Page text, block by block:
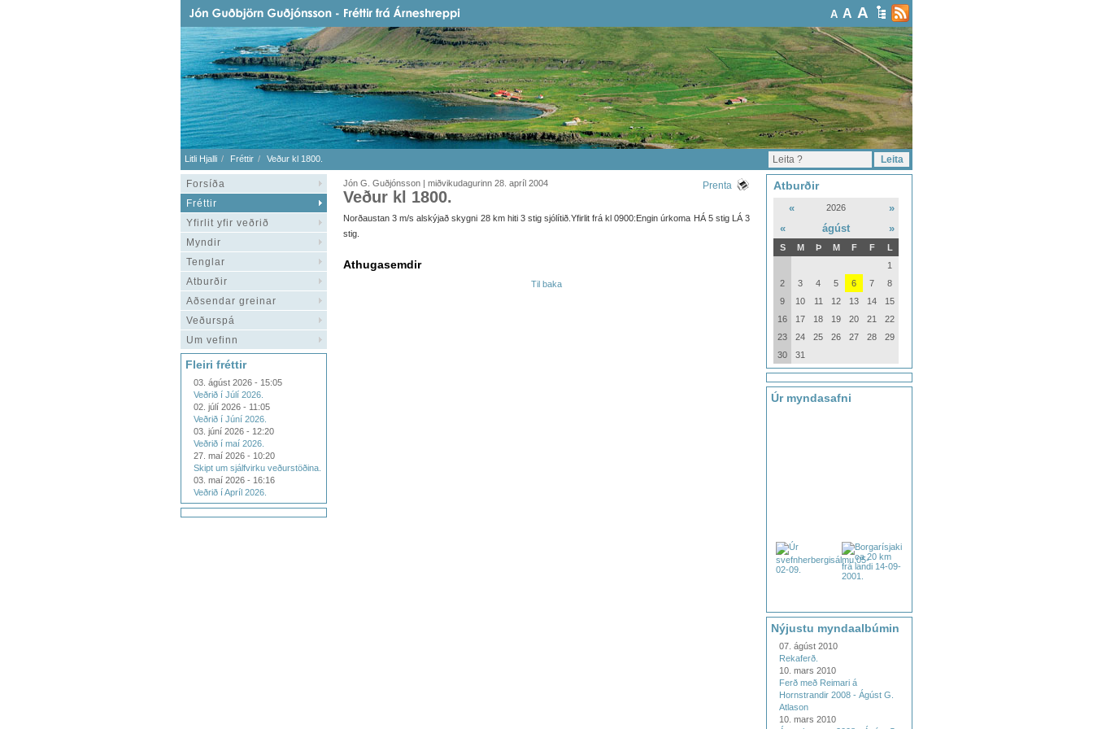
A A A
Litli Hjalli Fréttir Veður kl 1800.
Forsíða
Fréttir
Yfirlit yfir veðrið
Myndir
Tenglar
Atburðir
Aðsendar greinar
Veðurspá
Um vefinn
Fleiri fréttir
03. ágúst 2026 - 15:05
Veðrið í Júlí 2026.
02. júlí 2026 - 11:05
Veðrið í Júní 2026.
03. júní 2026 - 12:20
Veðrið í maí 2026.
27. maí 2026 - 10:20
Skipt um sjálfvirku veðurstöðina.
03. maí 2026 - 16:16
Veðrið í Apríl 2026.
Jón G. Guðjónsson | miðvikudagurinn 28. apríl 2004 Prenta
Veður kl 1800.
Norðaustan 3 m/s alskýjað skygni 28 km hiti 3 stig sjólítið.Yfirlit frá kl 0900:Engin úrkoma HÁ 5 stig LÁ 3
stig.
Athugasemdir
Til baka
Atburðir
« 2026
»
«
ágúst »
S M Þ M F F
L
1
2
3 4 5 6 7
8
9
10 11 12 13 14
15
16
17 18 19 20 21
22
23
24 25 26 27 28
29
30
31
Úr myndasafni
Nýjustu myndaalbúmin
07. ágúst 2010
Rekaferð.
10. mars 2010
Ferð með Reimari á
Hornstrandir 2008 - Ágúst G.
Atlason
10. mars 2010